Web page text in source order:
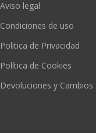
Aviso legal
Condiciones de uso
Politica de Privacidad
Política de Cookies
Devoluciones y Cambios